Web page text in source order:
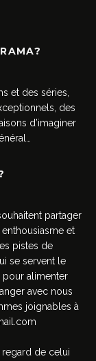
et des séries,
des
d’imaginer
partager
et
pistes de
se servent le
alimenter
avec nous
joignables à
regard de celui